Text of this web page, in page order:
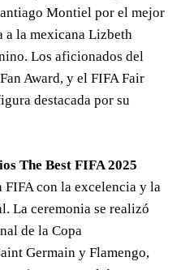
Montiel por el mejor
a la mexicana Lizbeth
Los aficionados del
Award, y el FIFA Fair
destacada por su
The Best FIFA 2025
con la excelencia y la
La ceremonia se realizó
de la Copa
Germain y Flamengo,